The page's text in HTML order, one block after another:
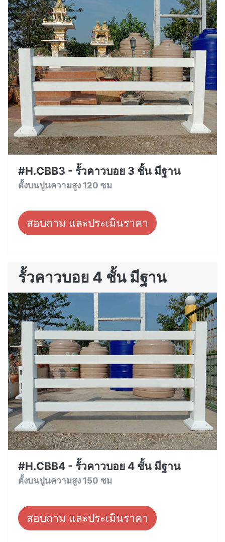
#H.CBB3 - รั้วคาวบอย 3 ชั้น มีฐาน
ตั้งบนปูนความสูง 120 ซม
สอบถาม และประเมินราคา
รั้วคาวบอย 4 ชั้น มีฐาน
#H.CBB4 - รั้วคาวบอย 4 ชั้น มีฐาน
ตั้งบนปูนความสูง 150 ซม
สอบถาม และประเมินราคา